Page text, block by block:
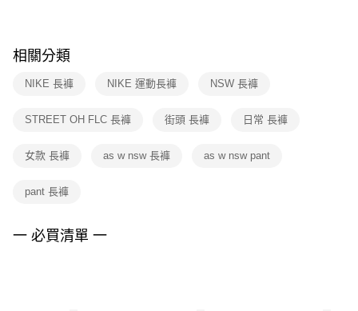
※ 交易是否成功請以「AFTEE先享後付 」之結帳頁面顯示為準，若有關於
是否繳費成功／繳費後需取消欲退款等相關疑問，請聯繫「AFTEE先享後付
客戶支援中心」
https://netprotections.freshdesk.com/support/home
１．透過由恩沛科技股份有限公司提供之「AFTEE先享後付」服務完成之交
權轉讓予恩沛科技股份有限公司。
３．未成年的使用者請事先徵得法定代理人或監護人之同意方可使用
４．使用「AFTEE先享後付」時，將依據個別帳號之用戶狀況，依本公司即
相關分類
NIKE 長褲 NIKE 運動長褲 NSW 長褲
STREET OH FLC 長褲 街頭 長褲 日常 長褲
女款 長褲 as w nsw 長褲 as w nsw pant
pant 長褲
一 必買清單 一